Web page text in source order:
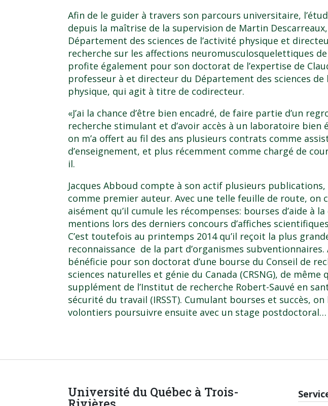
Afin de le guider à travers son parcours universitaire,
depuis la maîtrise de la supervision de Martin
Département des sciences de l’activité physique et
recherche sur les affections neuromusculosquelettiques de
profite également pour son doctorat de l’expertise de
professeur à et directeur du Département des sciences de
physique, qui agit à titre de codirecteur.
«J’ai la chance d’être bien encadré, de faire partie d’un
recherche stimulant et d’avoir accès à un laboratoire bien
on m’a offert au fil des ans plusieurs contrats comme
d’enseignement, et plus récemment comme chargé de
il.
Jacques Abboud compte à son actif plusieurs
comme premier auteur. Avec une telle feuille de route, on
aisément qu’il cumule les récompenses: bourses d’aide à
mentions lors des derniers concours d’affiches scientifiques
C’est toutefois au printemps 2014 qu’il reçoit la plus
reconnaissance de la part d’organismes subventionnaires.
bénéficie pour son doctorat d’une bourse du Conseil de
sciences naturelles et génie du Canada (CRSNG), de même
supplément de l’Institut de recherche Robert-Sauvé en
sécurité du travail (IRSST). Cumulant bourses et succès, on
volontiers poursuivre ensuite avec un stage postdoctoral…
Université du Québec à Trois-